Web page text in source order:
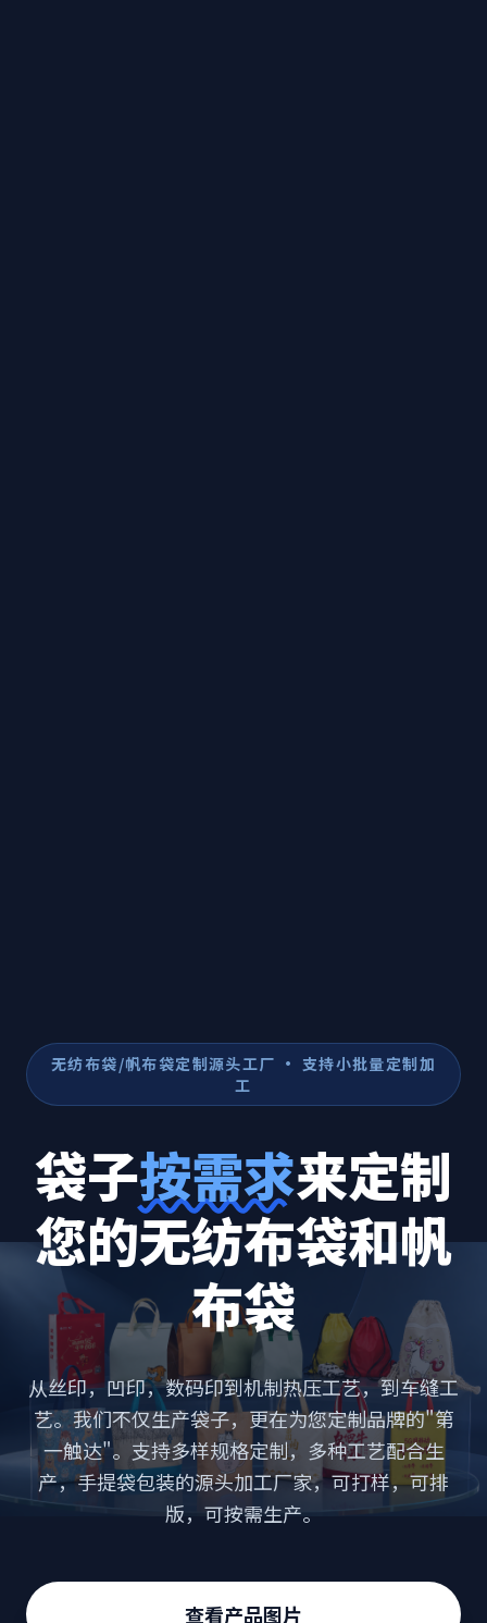
无纺布袋/帆布袋定制源头工厂 · 支持小批量定制加
工
袋子按需求来定制
您的无纺布袋和帆
布袋
从丝印，凹印，数码印到机制热压工艺，到车缝工
艺。我们不仅生产袋子，更在为您定制品牌的"第
一触达"。支持多样规格定制，多种工艺配合生
产，手提袋包装的源头加工厂家，可打样，可排
版，可按需生产。
查看产品图片